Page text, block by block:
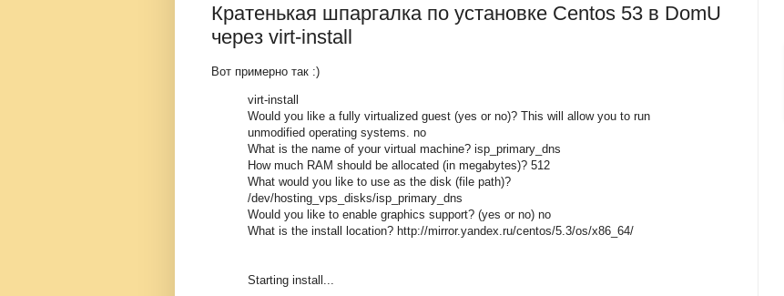
Кратенькая шпаргалка по установке Centos 53 в DomU
через virt-install
Вот примерно так :)
virt-install
Would you like a fully virtualized guest (yes or no)? This will allow you to run
unmodified operating systems. no
What is the name of your virtual machine? isp_primary_dns
How much RAM should be allocated (in megabytes)? 512
What would you like to use as the disk (file path)?
/dev/hosting_vps_disks/isp_primary_dns
Would you like to enable graphics support? (yes or no) no
What is the install location? http://mirror.yandex.ru/centos/5.3/os/x86_64/
Starting install...